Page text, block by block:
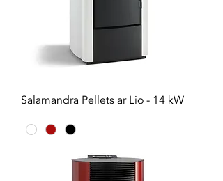
Salamandra Pellets ar Lio - 14 kW